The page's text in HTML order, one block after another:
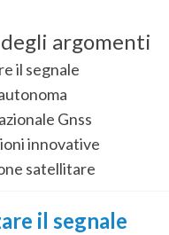
argomenti
il segnale
Gnss
innovative
satellitare
il segnale